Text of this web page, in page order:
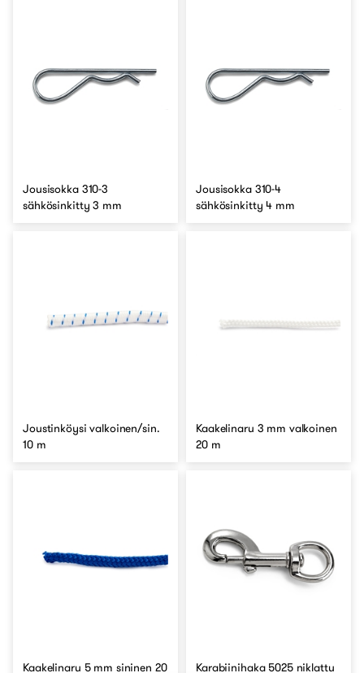
Jousisokka 310-3
sähkösinkitty 3 mm
Jousisokka 310-4
sähkösinkitty 4 mm
Joustinköysi valkoinen/sin.
10 m
Kaakelinaru 3 mm valkoinen
20 m
Kaakelinaru 5 mm sininen 20 Karabiinihaka 5025 niklattu